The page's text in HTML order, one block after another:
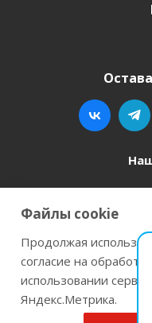
г. Пермь, ул.
Файлы cookie
Продолжая
согласие на
использовании
Яндекс.Метрика.